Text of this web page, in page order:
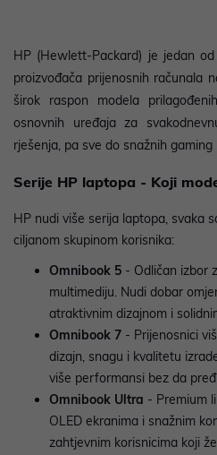
HP (Hewlett-Packard) je jedan
proizvođača prijenosnih računala
širok raspon modela
osnovnih uređaja za
rješenja, pa sve do snažnih
Serije HP laptopa - Koji
HP nudi više serija laptopa, svaka
ciljanom skupinom korisnika:
Omnibook 5 - Odličan izbor
multimediju. Nudi dobar
atraktivnim dizajnom i
Omnibook 7 - Prijenosnici
dizajn, snagu i kvalitetu
više performansi bez da
Omnibook Ultra - Premium
OLED ekranima i snažnim
zahtjevnim korisnicima koji